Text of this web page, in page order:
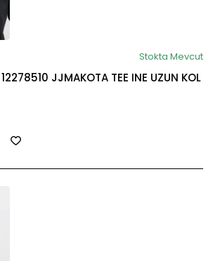
Stokta Mevcut
JJMAKOTA TEE INE UZUN KOL